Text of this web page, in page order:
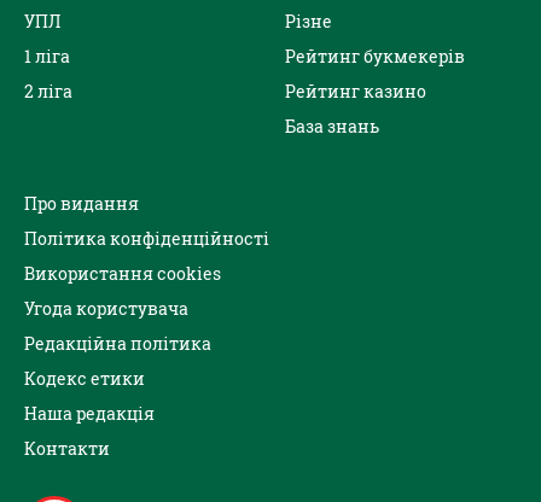
УПЛ
1 ліга
2 ліга
Різне
Рейтинг букмекерів
Рейтинг казино
База знань
Про видання
Політика конфіденційності
Використання cookies
Угода користувача
Редакційна політика
Кодекс етики
Наша редакція
Контакти